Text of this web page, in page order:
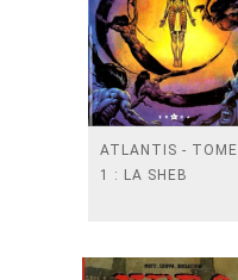
ATLANTIS - TOME
1 : LA SHEB